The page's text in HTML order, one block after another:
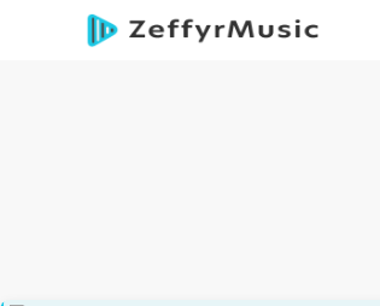
Aller au contenu principal